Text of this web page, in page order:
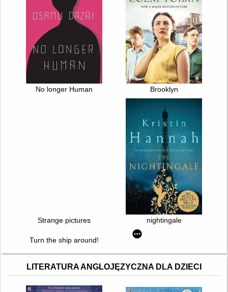
No longer Human Brooklyn
Strange pictures nightingale
Turn the ship around!
LITERATURA ANGLOJĘZYCZNA DLA DZIECI